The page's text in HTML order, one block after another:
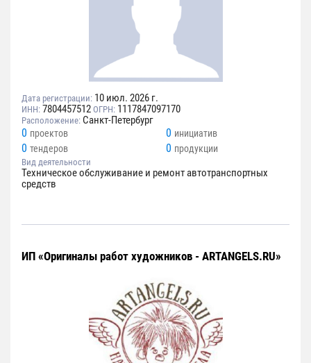
Дата регистрации: 10 июл. 2026 г.
ИНН: 7804457512 ОГРН: 1117847097170
Расположение: Санкт-Петербург
0 проектов 0 инициатив
0 тендеров 0 продукции
Вид деятельности
Техническое обслуживание и ремонт автотранспортных
средств
ИП «Оригиналы работ художников - ARTANGELS.RU»